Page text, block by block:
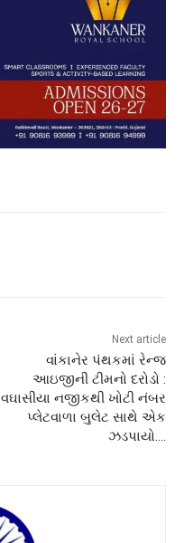
Next article
વાંકાનેર પંથકમાં રેન્જ
આઇજીની ટીમનો દરોડો :
વઘાસીયા નજીકથી ખોટી નંબર
પ્લેટવાળા બુલેટ સાથે એક
ઝડપાયો….